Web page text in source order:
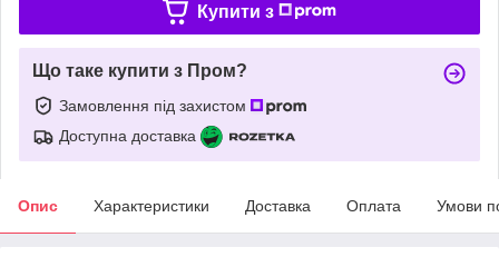
Купити з
Що таке купити з Пром?
Замовлення під захистом
Доступна доставка
Опис Характеристики Доставка Оплата Умови